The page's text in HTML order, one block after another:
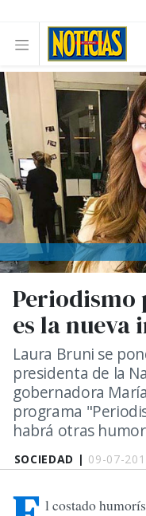
SOCIEDAD | 09-07-
Periodismo
es la nueva
Laura Bruni se
presidenta de la
gobernadora
programa
habrá otras
l costado